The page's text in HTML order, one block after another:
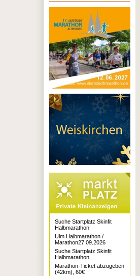
Suche Startplatz Skinfit
Halbmarathon
Ulm Halbmarathon /
Marathon27.09.2026
Suche Startplatz Skinfit
Halbmarathon
Marathon-Ticket abzugeben
(42km), 60€